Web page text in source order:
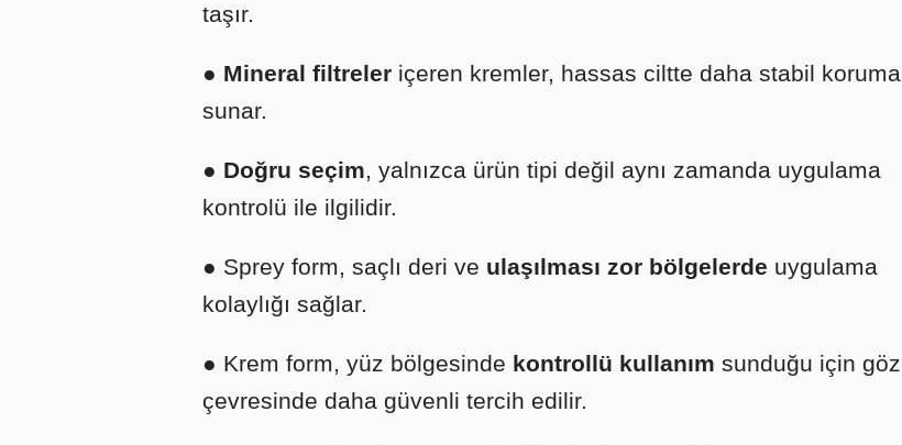
taşır.
● Mineral filtreler içeren kremler, hassas ciltte daha stabil koruma
sunar.
● Doğru seçim, yalnızca ürün tipi değil aynı zamanda uygulama
kontrolü ile ilgilidir.
● Sprey form, saçlı deri ve ulaşılması zor bölgelerde uygulama
kolaylığı sağlar.
● Krem form, yüz bölgesinde kontrollü kullanım sunduğu için göz
çevresinde daha güvenli tercih edilir.